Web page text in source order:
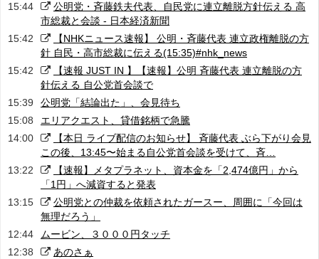
15:44
公明党・斉藤鉄夫代表、自民党に連立離脱方針伝える 高
市総裁と会談 - 日本経済新聞
15:42
【NHKニュース速報】 公明・斉藤代表 連立政権離脱の方
針 自民・高市総裁に伝える(15:35)#nhk_news
15:42
【速報 JUST IN 】【速報】公明 斉藤代表 連立離脱の方
針伝える 自公党首会談で
15:39
公明党「結論出た」、会見待ち
15:08
エリアクエスト、貸借銘柄で急騰
14:00
【本日 ライブ配信のお知らせ】 斉藤代表 ぶら下がり会見
この後、13:45〜始まる自公党首会談を受けて、斉…
13:22
【速報】メタプラネット、資本金を「2,474億円」から
「1円」へ減資すると発表
13:15
公明党との仲裁を依頼されたガースー、周囲に「今回は
無理だろう」
12:44
ムービン、３０００円タッチ
12:38
あのさぁ